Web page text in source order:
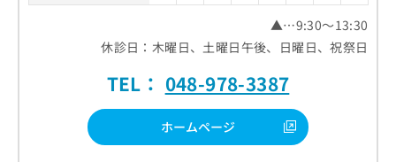
▲…9:30～13:30
休診日：木曜日、土曜日午後、日曜日、祝祭日
TEL： 048-978-3387
ホームページ